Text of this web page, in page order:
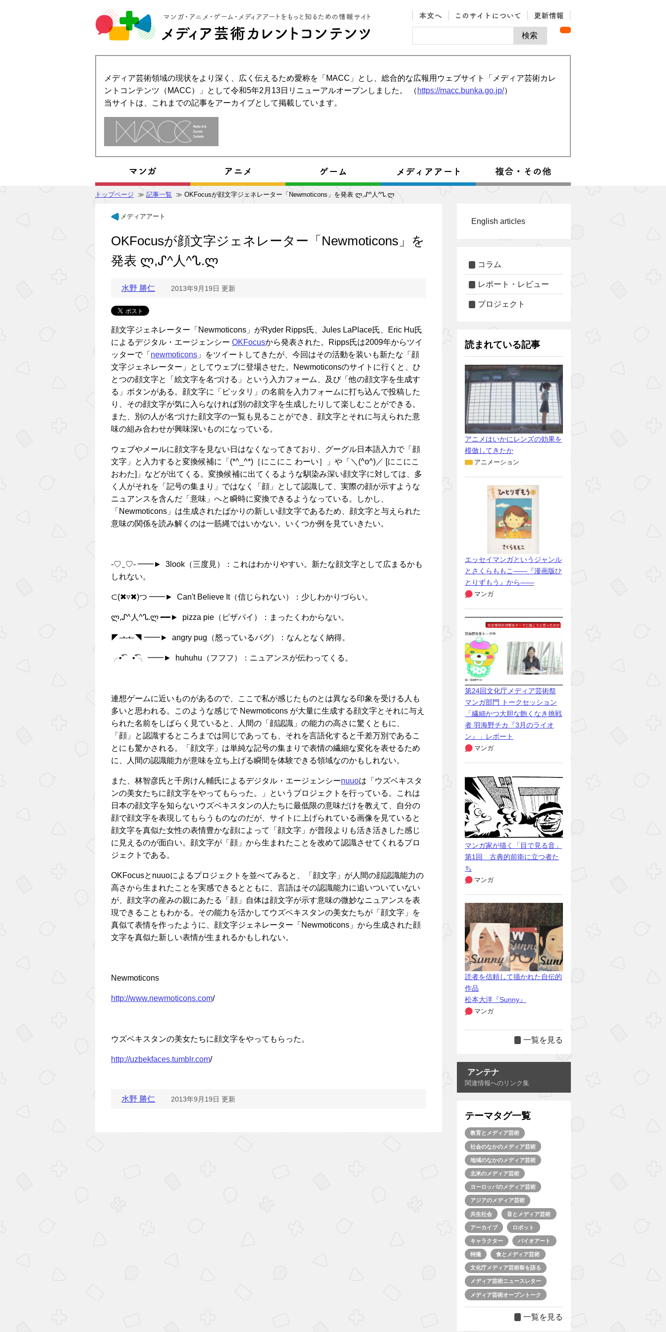
メディア芸術領域の現状をより深く、広く伝えるため愛称を「MACC」とし、総合的な広報用ウェブサイト「メディア芸術カレ
ントコンテンツ（MACC）」として令和5年2月13日リニューアルオープンしました。 （ https://macc.bunka.go.jp/）
当サイトは、これまでの記事をアーカイブとして掲載しています。
トップページ ≫ 記事一覧 ≫ OKFocusが顔文字ジェネレーター「Newmoticons」を発表 ლ,ᔑ^人^ᔐ.ლ
メディアアート
OKFocusが顔文字ジェネレーター「Newmoticons」を
発表 ლ,ᔑ^人^ᔐ.ლ
水野 勝仁 2013年9月19日 更新
顔文字ジェネレーター「Newmoticons」がRyder Ripps氏、Jules LaPlace氏、Eric Hu氏
によるデジタル・エージェンシー OKFocusから発表された。Ripps氏は2009年からツイ
ッターで「 newmoticons 」をツイートしてきたが、今回はその活動を装いも新たな「顔
文字ジェネレーター」としてウェブに登場させた。Newmoticonsのサイトに行くと、ひ
とつの顔文字と「絵文字を名づける」という入力フォーム、及び「他の顔文字を生成す
る」ボタンがある。顔文字に「ピッタリ」の名前を入力フォームに打ち込んで投稿した
り、その顔文字が気に入らなければ別の顔文字を生成したりして楽しむことができる。
また、別の人が名づけた顔文字の一覧も見ることができ、顔文字とそれに与えられた意
味の組み合わせが興味深いものになっている。
ウェブやメールに顔文字を見ない日はなくなってきており、グーグル日本語入力で「顔
文字」と入力すると変換候補に「(*^_^*)［にこにこ わーい］」や「＼(^o^)／ [にこにこ
おわた]」などが出てくる。変換候補に出てくるような馴染み深い顔文字に対しては、多
く人がそれを「記号の集まり」ではなく「顔」として認識して、実際の顔が示すような
ニュアンスを含んだ「意味」へと瞬時に変換できるようなっている。しかし、
「Newmoticons」は生成されたばかりの新しい顔文字であるため、顔文字と与えられた
意味の関係を読み解くのは一筋縄ではいかない。いくつか例を見ていきたい。
-♡‿♡- ━━► 3look（三度見）：これはわかりやすい。新たな顔文字として広まるかも
しれない。
⊂(✖▿✖)つ ━━► Can't Believe It（信じられない）：少しわかりづらい。
ლ,ᔑ^人^ᔐ.ლ ━━► pizza pie（ピザパイ）：まったくわからない。
◤⇀-↼◥ ━━► angry pug（怒っているパグ）：なんとなく納得。
╭•͡˘ゝ•͡˘╮ ━━► huhuhu（フフフ）：ニュアンスが伝わってくる。
連想ゲームに近いものがあるので、ここで私が感じたものとは異なる印象を受ける人も
多いと思われる。このような感じで Newmoticons が大量に生成する顔文字とそれに与え
られた名前をしばらく見ていると、人間の「顔認識」の能力の高さに驚くともに、
「顔」と認識するところまでは同じであっても、それを言語化すると千差万別であるこ
とにも驚かされる。「顔文字」は単純な記号の集まりで表情の繊細な変化を表せるため
に、人間の認識能力が意味を立ち上げる瞬間を体験できる領域なのかもしれない。
また、林智彦氏と千房けん輔氏によるデジタル・エージェンシーnuuoは「ウズベキスタ
ンの美女たちに顔文字をやってもらった。」というプロジェクトを行っている。これは
日本の顔文字を知らないウズベキスタンの人たちに最低限の意味だけを教えて、自分の
顔で顔文字を表現してもらうものなのだが、サイトに上げられている画像を見ていると
顔文字を真似た女性の表情豊かな顔によって「顔文字」が普段よりも活き活きした感じ
に見えるのが面白い。顔文字が「顔」から生まれたことを改めて認識させてくれるプロ
ジェクトである。
OKFocusとnuuoによるプロジェクトを並べてみると、「顔文字」が人間の顔認識能力の
高さから生まれたことを実感できるとともに、言語はその認識能力に追いついていない
が、顔文字の産みの親にあたる「顔」自体は顔文字が示す意味の微妙なニュアンスを表
現できることもわかる。その能力を活かしてウズベキスタンの美女たちが「顔文字」を
真似て表情を作ったように、顔文字ジェネレーター「Newmoticons」から生成された顔
文字を真似た新しい表情が生まれるかもしれない。
Newmoticons
http://www.newmoticons.com/
ウズベキスタンの美女たちに顔文字をやってもらった。
http://uzbekfaces.tumblr.com/
水野 勝仁 2013年9月19日 更新
English articles
コラム
レポート・レビュー
プロジェクト
読まれている記事
アニメはいかにレンズの効果を
模倣してきたか
アニメーション
エッセイマンガというジャンル
とさくらももこ――『漫画版ひ
とりずもう』から――
マンガ
第24回文化庁メディア芸術祭
マンガ部門 トークセッション
「繊細かつ大胆な飽くなき挑戦
者 羽海野チカ『3月のライオ
ン』」レポート
マンガ
マンガ家が描く「目で見る音」
第1回 古典的前衛に立つ者た
ち
マンガ
読者を信頼して描かれた自伝的
作品
松本大洋『Sunny』
マンガ
一覧を見る
アンテナ
関連情報へのリンク集
テーマタグ一覧
教育とメディア芸術
社会のなかのメディア芸術
地域のなかのメディア芸術
北米のメディア芸術
ヨーロッパのメディア芸術
アジアのメディア芸術
共生社会 音とメディア芸術
アーカイブ ロボット
キャラクター バイオアート
特撮 食とメディア芸術
文化庁メディア芸術祭を語る
メディア芸術ニュースレター
メディア芸術オープントーク
一覧を見る